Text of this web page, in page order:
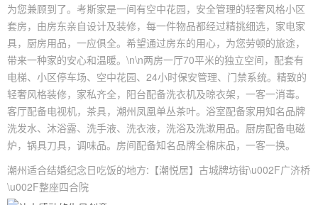
为您兼顾到了。考斯家是一间有空中花园，安全管理的轻奢风格小区
套房，由房东亲自设计及装修，每一件物品都经过精挑细选，家电家
具，厨房用品，一应俱全。希望通过房东的用心，为您劳顿的旅途，
带来一种家的安心和温暖。\n\n两房一厅70平米的独立空间，配套有
电梯、小区停车场、空中花园、24小时保安管理、门禁系统。精致的
轻奢风格装修，家私齐全，阳台配备洗衣机及晾衣架，一客一消毒。
客厅配备电视机，茶具，潮州凤凰单丛茶叶。浴室配备家用知名品牌
洗发水、沐浴露、洗手液、洗衣液，洗浴及洗漱用品。厨房配备电磁
炉，锅具刀具，调味品。房间配备知名品牌全棉床品，一客一换。
潮州适合结婚纪念日吃饭的地方:【潮悦居】古城牌坊街\u002F广济桥
\u002F整座四合院